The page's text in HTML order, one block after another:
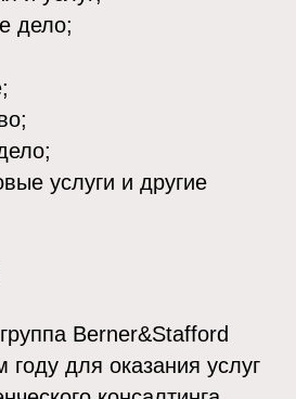
дело;
услуги и другие
Berner&Stafford
году для оказания услуг